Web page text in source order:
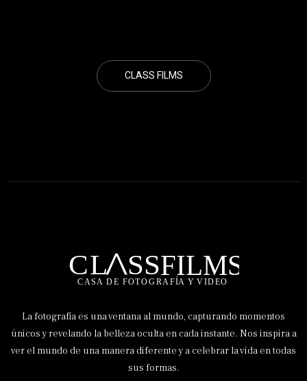
CLASS FILMS
La fotografía es una ventana al mundo, capturando momentos
únicos y revelando la belleza oculta en cada instante. Nos inspira a
ver el mundo de una manera diferente y a celebrar la vida en todas
sus formas.